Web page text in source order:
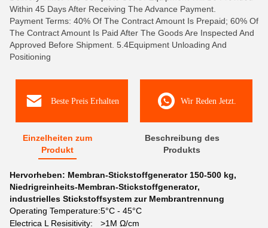
Within 45 Days After Receiving The Advance Payment.
Payment Terms: 40% Of The Contract Amount Is Prepaid; 60% Of
The Contract Amount Is Paid After The Goods Are Inspected And
Approved Before Shipment. 5.4Equipment Unloading And
Positioning
Beste Preis Erhalten Wir Reden Jetzt.
Einzelheiten zum
Produkt
Beschreibung des
Produkts
Hervorheben: Membran-Stickstoffgenerator 150-500 kg,
Niedrigreinheits-Membran-Stickstoffgenerator,
industrielles Stickstoffsystem zur Membrantrennung
Operating Temperature:5°C - 45°C
Electrica L Resisitivity:
>1M Ω/cm